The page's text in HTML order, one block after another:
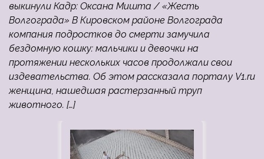
выкинули Кадр: Оксана Мишта / «Жесть
Волгограда» В Кировском районе Волгограда
компания подростков до смерти замучила
бездомную кошку: мальчики и девочки на
протяжении нескольких часов продолжали свои
издевательства. Об этом рассказала порталу V1.ru
женщина, нашедшая растерзанный труп
животного. […]